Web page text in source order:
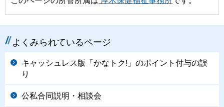
よくみられているページ
キャッシュレス版「かなトク!」のポイント付与の誤
り
公私合同説明・相談会